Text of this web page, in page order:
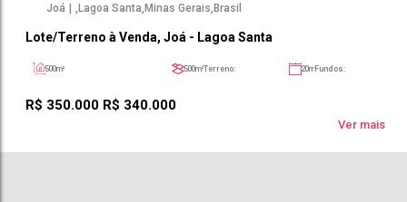
Lote/Terreno à Venda, Joá - Lagoa Santa
R$ 350.000 R$ 340.000
Joá Lagoa Santa Minas Gerais Brasil
500m² Terreno:
500m² Fundos:
20m
Ver mais